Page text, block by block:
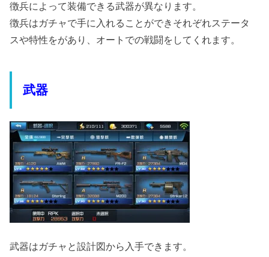
徴兵によって装備できる武器が異なります。
徴兵はガチャで手に入れることができそれぞれステータ
スや特性をがあり、オートでの戦闘をしてくれます。
武器
武器はガチャと設計図から入手できます。